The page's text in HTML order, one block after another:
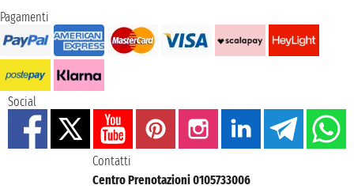
Pagamenti
Social
Contatti
Centro Prenotazioni 0105733006